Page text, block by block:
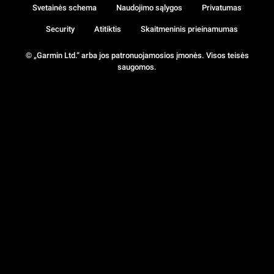
© „Garmin Ltd.“ arba jos patronuojamosios įmonės. Visos teisės
saugomos.
Svetainės schema Naudojimo sąlygos Privatumas
Security Atitiktis Skaitmeninis prieinamumas